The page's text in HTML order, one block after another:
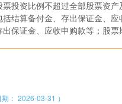
投资比例不超过全部股票资
结算备付金、存出保证金、
保证金、应收申购款等；股
期： 2026-03-31 ）